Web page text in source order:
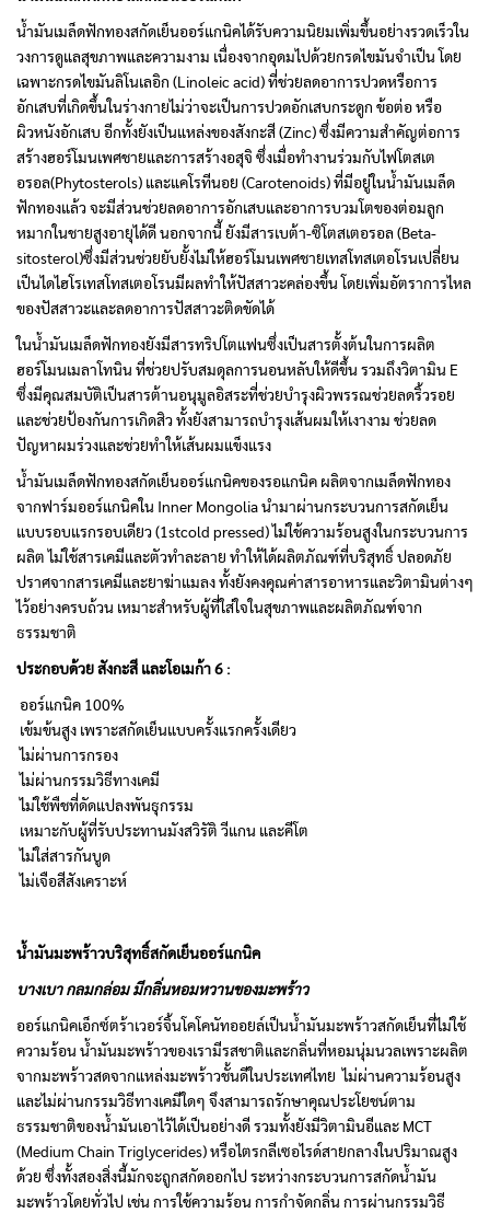
น้ำมันเมล็ดฟักทองสกัดเย็นออร์แกนิคได้รับความนิยมเพิ่มขึ้นอย่างรวดเร็วใน
วงการดูแลสุขภาพและความงาม เนื่องจากอุดมไปด้วยกรดไขมันจำเป็น โดย
เฉพาะกรดไขมันลิโนเลอิก (Linoleic acid) ที่ช่วยลดอาการปวดหรือการ
อักเสบที่เกิดขึ้นในร่างกายไม่ว่าจะเป็นการปวดอักเสบกระดูก ข้อต่อ หรือ
ผิวหนังอักเสบ อีกทั้งยังเป็นแหล่งของสังกะสี (Zinc) ซึ่งมีความสำคัญต่อการ
สร้างฮอร์โมนเพศชายและการสร้างอสุจิ ซึ่งเมื่อทำงานร่วมกับไฟโตสเต
อรอล(Phytosterols) และแคโรทีนอย (Carotenoids) ที่มีอยู่ในน้ำมันเมล็ด
ฟักทองแล้ว จะมีส่วนช่วยลดอาการอักเสบและอาการบวมโตของต่อมลูก
หมากในชายสูงอายุได้ดี นอกจากนี้ ยังมีสารเบต้า-ซิโตสเตอรอล (Beta-
sitosterol)ซึ่งมีส่วนช่วยยับยั้งไม่ให้ฮอร์โมนเพศชายเทสโทสเตอโรนเปลี่ยน
เป็นไดไฮโรเทสโทสเตอโรนมีผลทำให้ปัสสาวะคล่องขึ้น โดยเพิ่มอัตราการไหล
ของปัสสาวะและลดอาการปัสสาวะติดขัดได้
ในน้ำมันเมล็ดฟักทองยังมีสารทริปโตแฟนซึ่งเป็นสารตั้งต้นในการผลิต
ฮอร์โมนเมลาโทนิน ที่ช่วยปรับสมดุลการนอนหลับให้ดีขึ้น รวมถึงวิตามิน E
ซึ่งมีคุณสมบัติเป็นสารต้านอนุมูลอิสระที่ช่วยบำรุงผิวพรรณช่วยลดริ้วรอย
และช่วยป้องกันการเกิดสิว ทั้งยังสามารถบำรุงเส้นผมให้เงางาม ช่วยลด
ปัญหาผมร่วงและช่วยทำให้เส้นผมแข็งแรง
น้ำมันเมล็ดฟักทองสกัดเย็นออร์แกนิคของรอแกนิค ผลิตจากเมล็ดฟักทอง
จากฟาร์มออร์แกนิคใน Inner Mongolia นำมาผ่านกระบวนการสกัดเย็น
แบบรอบแรกรอบเดียว (1stcold pressed) ไม่ใช้ความร้อนสูงในกระบวนการ
ผลิต ไม่ใช้สารเคมีและตัวทำละลาย ทำให้ได้ผลิตภัณฑ์ที่บริสุทธิ์ ปลอดภัย
ปราศจากสารเคมีและยาฆ่าแมลง ทั้งยังคงคุณค่าสารอาหารและวิตามินต่างๆ
ไว้อย่างครบถ้วน เหมาะสำหรับผู้ที่ใส่ใจในสุขภาพและผลิตภัณฑ์จาก
ธรรมชาติ
ประกอบด้วย สังกะสี และโอเมก้า 6 :
ออร์แกนิค 100%
เข้มข้นสูง เพราะสกัดเย็นแบบครั้งแรกครั้งเดียว
ไม่ผ่านการกรอง
ไม่ผ่านกรรมวิธีทางเคมี
ไม่ใช้พืชที่ดัดแปลงพันธุกรรม
เหมาะกับผู้ที่รับประทานมังสวิรัติ วีแกน และคีโต
ไม่ใส่สารกันบูด
ไม่เจือสีสังเคราะห์
น้ำมันมะพร้าวบริสุทธิ์สกัดเย็นออร์แกนิค
บางเบา กลมกล่อม มีกลิ่นหอมหวานของมะพร้าว
ออร์แกนิคเอ็กซ์ตร้าเวอร์จิ้นโคโคนัทออยล์เป็นน้ำมันมะพร้าวสกัดเย็นที่ไม่ใช้
ความร้อน น้ำมันมะพร้าวของเรามีรสชาติและกลิ่นที่หอมนุ่มนวลเพราะผลิต
จากมะพร้าวสดจากแหล่งมะพร้าวชั้นดีในประเทศไทย ไม่ผ่านความร้อนสูง
และไม่ผ่านกรรมวิธีทางเคมีใดๆ จึงสามารถรักษาคุณประโยชน์ตาม
ธรรมชาติของน้ำมันเอาไว้ได้เป็นอย่างดี รวมทั้งยังมีวิตามินอีและ MCT
(Medium Chain Triglycerides) หรือไตรกลีเซอไรด์สายกลางในปริมาณสูง
ด้วย ซึ่งทั้งสองสิ่งนี้มักจะถูกสกัดออกไป ระหว่างกระบวนการสกัดน้ำมัน
มะพร้าวโดยทั่วไป เช่น การใช้ความร้อน การกำจัดกลิ่น การผ่านกรรมวิธี